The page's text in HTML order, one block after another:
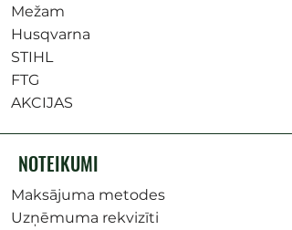
Mežam
Husqvarna
STIHL
FTG
AKCIJAS
NOTEIKUMI
Maksājuma metodes
Uzņēmuma rekvizīti